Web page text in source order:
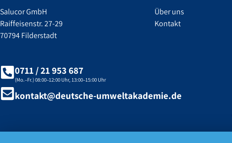
Salucor GmbH
Raiffeisenstr. 27-29
70794 Filderstadt
Über uns
Kontakt
0711 / 21 953 687
(Mo.–Fr.) 08:00–12:00 Uhr, 13:00–15:00 Uhr
kontakt@deutsche-umweltakademie.de